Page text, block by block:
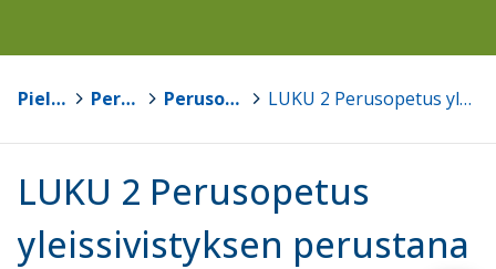
Pielavesi Perusopetus > Perusopetuksen opetussuunnitelma 2016 > LUKU 2 Perusopetus yleissivistyksen perustana
LUKU 2 Perusopetus
yleissivistyksen perustana